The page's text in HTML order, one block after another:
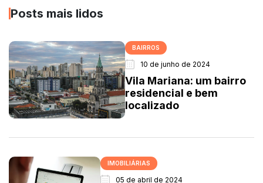
Posts mais lidos
BAIRROS
10 de junho de 2024
Vila Mariana: um bairro
residencial e bem
localizado
IMOBILIÁRIAS
05 de abril de 2024